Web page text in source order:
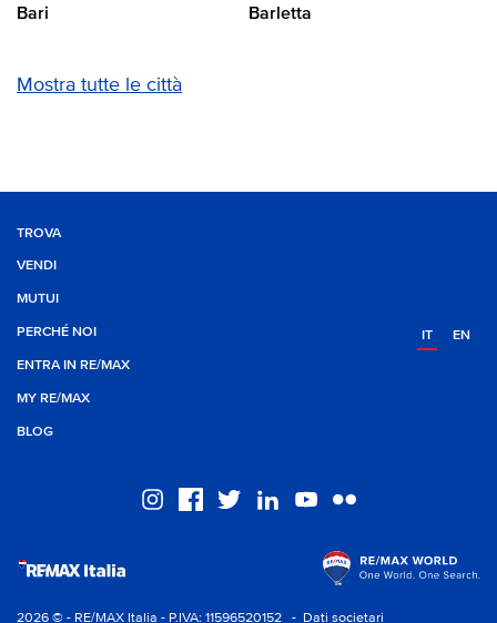
Bari Barletta
Mostra tutte le città
TROVA
VENDI
MUTUI
PERCHÉ NOI
ENTRA IN RE/MAX
MY RE/MAX
BLOG
IT EN
2026 © - RE/MAX Italia - P.IVA: 11596520152 - Dati societari